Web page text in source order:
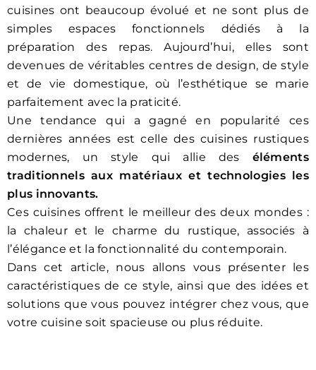
cuisines ont beaucoup évolué et ne sont plus de
simples espaces fonctionnels dédiés à la
préparation des repas. Aujourd’hui, elles sont
devenues de véritables centres de design, de style
et de vie domestique, où l’esthétique se marie
parfaitement avec la praticité.
Une tendance qui a gagné en popularité ces
dernières années est celle des cuisines rustiques
modernes, un style qui allie des éléments
traditionnels aux matériaux et technologies les
plus innovants.
Ces cuisines offrent le meilleur des deux mondes :
la chaleur et le charme du rustique, associés à
l’élégance et la fonctionnalité du contemporain.
Dans cet article, nous allons vous présenter les
caractéristiques de ce style, ainsi que des idées et
solutions que vous pouvez intégrer chez vous, que
votre cuisine soit spacieuse ou plus réduite.